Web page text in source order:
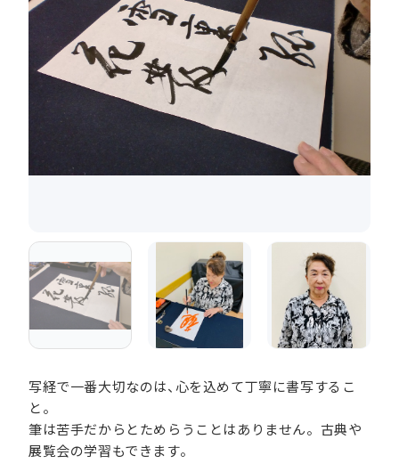
写経で一番大切なのは、心を込めて丁寧に書写するこ
と。
筆は苦手だからとためらうことはありません。古典や
展覧会の学習もできます。